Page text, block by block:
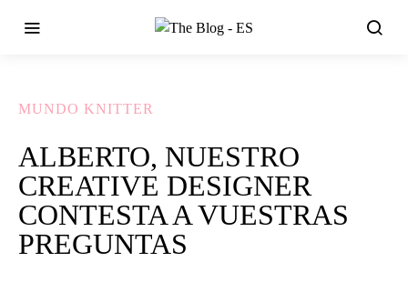
MUNDO KNITTER
ALBERTO, NUESTRO
CREATIVE DESIGNER
CONTESTA A VUESTRAS
PREGUNTAS